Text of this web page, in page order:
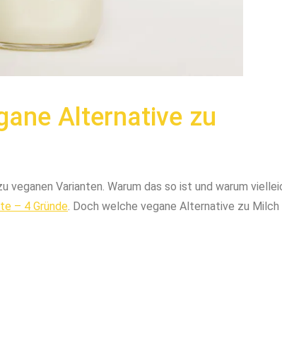
Alternative zu
Varianten. Warum das so ist und warum
– 4 Gründe. Doch welche vegane Alternative zu